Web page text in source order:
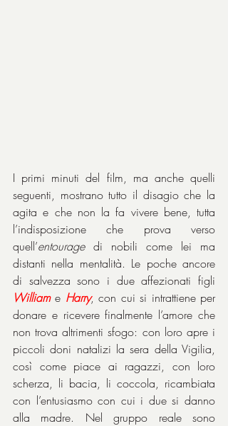
I primi minuti del film, ma anche quelli
seguenti, mostrano tutto il disagio che la
agita e che non la fa vivere bene, tutta
l’indisposizione che prova verso
quell’entourage di nobili come lei ma
distanti nella mentalità. Le poche ancore
William e Harry, con cui si intrattiene per
donare e ricevere finalmente l’amore che
non trova altrimenti sfogo: con loro apre i
piccoli doni natalizi la sera della Vigilia,
così come piace ai ragazzi, con loro
scherza, li bacia, li coccola, ricambiata
con l’entusiasmo con cui i due si danno
alla madre. Nel gruppo reale sono